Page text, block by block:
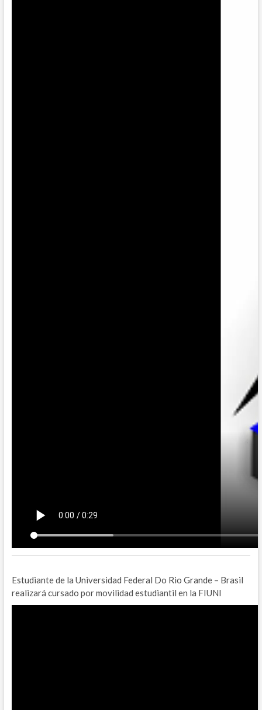
Estudiante de la Universidad Federal Do Rio Grande – Brasil
realizará cursado por movilidad estudiantil en la FIUNI